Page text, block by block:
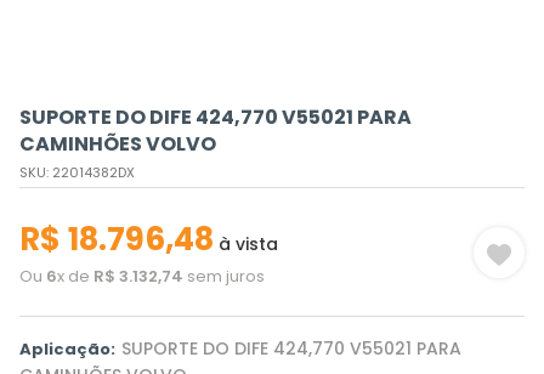
SUPORTE DO DIFE 424,770 V55021 PARA
CAMINHÕES VOLVO
SKU: 22014382DX
R$ 18.796,48 à vista
Ou 6x de R$ 3.132,74 sem juros
Aplicação: SUPORTE DO DIFE 424,770 V55021 PARA